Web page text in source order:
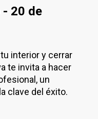
20 de
interior y cerrar
te invita a hacer
un
clave del éxito.